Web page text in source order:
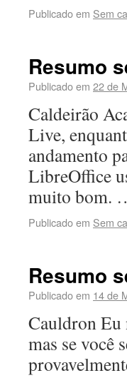
Publicado em Sem
Resumo
Publicado em 22 de
Caldeirão
Live,
andamento
LibreOffice
muito bom.
Publicado em Sem
Resumo
Publicado em 14 de
Cauldron Eu
mas se você